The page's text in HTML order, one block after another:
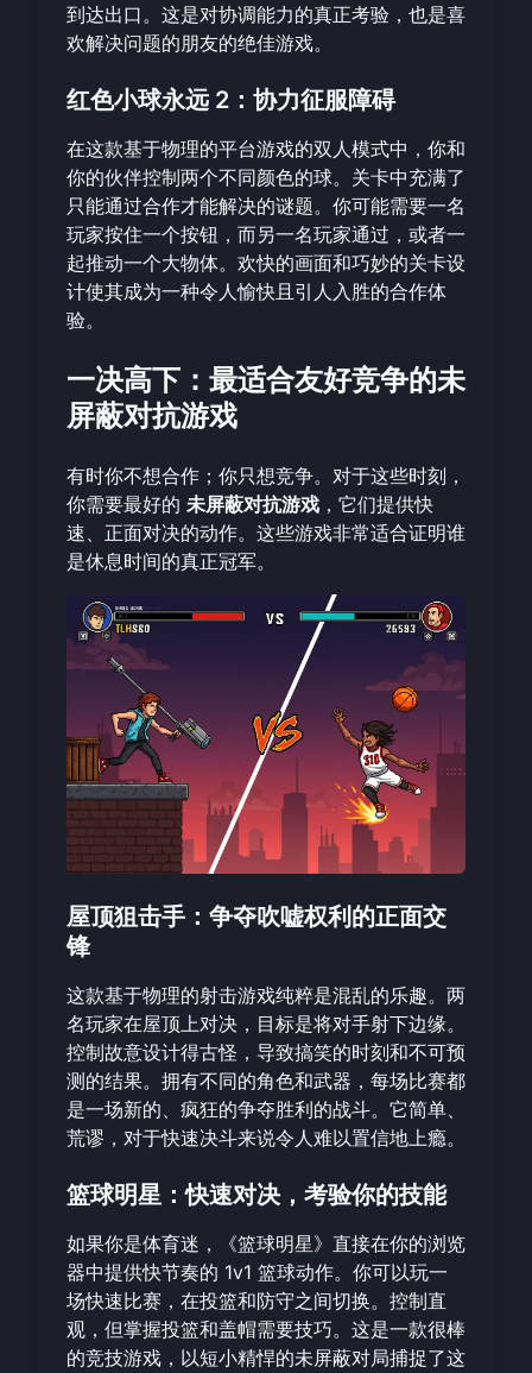
到达出口。这是对协调能力的真正考验，也是喜
欢解决问题的朋友的绝佳游戏。
红色小球永远 2：协力征服障碍
在这款基于物理的平台游戏的双人模式中，你和
你的伙伴控制两个不同颜色的球。关卡中充满了
只能通过合作才能解决的谜题。你可能需要一名
玩家按住一个按钮，而另一名玩家通过，或者一
起推动一个大物体。欢快的画面和巧妙的关卡设
计使其成为一种令人愉快且引人入胜的合作体
验。
一决高下：最适合友好竞争的未
屏蔽对抗游戏
有时你不想合作；你只想竞争。对于这些时刻，
你需要最好的 未屏蔽对抗游戏 ，它们提供快
速、正面对决的动作。这些游戏非常适合证明谁
是休息时间的真正冠军。
屋顶狙击手：争夺吹嘘权利的正面交
锋
这款基于物理的射击游戏纯粹是混乱的乐趣。两
名玩家在屋顶上对决，目标是将对手射下边缘。
控制故意设计得古怪，导致搞笑的时刻和不可预
测的结果。拥有不同的角色和武器，每场比赛都
是一场新的、疯狂的争夺胜利的战斗。它简单、
荒谬，对于快速决斗来说令人难以置信地上瘾。
篮球明星：快速对决，考验你的技能
如果你是体育迷，《篮球明星》直接在你的浏览
器中提供快节奏的 1v1 篮球动作。你可以玩一
场快速比赛，在投篮和防守之间切换。控制直
观，但掌握投篮和盖帽需要技巧。这是一款很棒
的竞技游戏，以短小精悍的未屏蔽对局捕捉了这